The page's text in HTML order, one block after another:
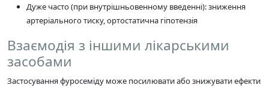
Дуже часто (при внутрішньовенному введенні): зниження
артеріального тиску, ортостатична гіпотензія
Взаємодія з іншими лікарськими
засобами
Застосування фуросеміду може посилювати або знижувати ефекти